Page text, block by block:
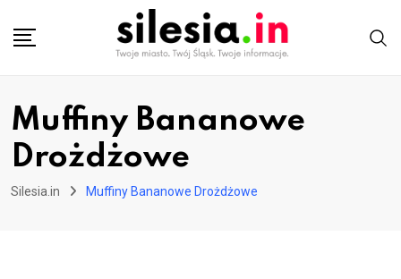
Muffiny Bananowe
Drożdżowe
Silesia.in Muffiny Bananowe Drożdżowe